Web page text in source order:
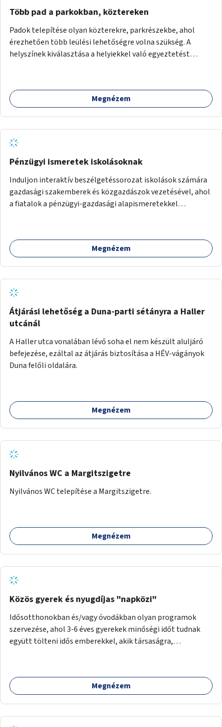
Több pad a parkokban, köztereken
Padok telepítése olyan közterekre, parkrészekbe, ahol
érezhetően több leülési lehetőségre volna szükség. A
helyszínek kiválasztása a helyiekkel való egyeztetést
Megnézem
Pénzügyi ismeretek iskolásoknak
Induljon interaktív beszélgetéssorozat iskolások számára
gazdasági szakemberek és közgazdászok vezetésével, ahol
a fiatalok a pénzügyi-gazdasági alapismeretekkel
számára, önkormányzati intézményben vagy külső
helyszínen iskolai együttműködéssel. A szervezést az
gyerekek bevonására is. A program pilot jelleggel indulna,
több korosztály számára.
Megnézem
Átjárási lehetőség a Duna-parti sétányra a Haller
utcánál
A Haller utca vonalában lévő soha el nem készült aluljáró
befejezése, ezáltal az átjárás biztosítása a HÉV-vágányok
Duna felőli oldalára.
Megnézem
Nyilvános WC a Margitszigetre
Nyilvános WC telepítése a Margitszigetre.
Megnézem
Közös gyerek és nyugdíjas "napközi"
Idősotthonokban és/vagy óvodákban olyan programok
szervezése, ahol 3-6 éves gyerekek minőségi időt tudnak
együtt tölteni idős emberekkel, akik társaságra,
Megnézem